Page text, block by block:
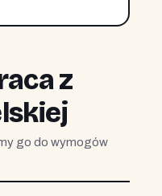
z
go do wymogów